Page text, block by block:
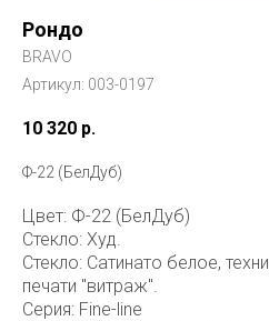
Рондо
BRAVO
Артикул: 003-0197
10 320 р.
Ф-22 (БелДуб)
Цвет: Ф-22 (БелДуб)
Стекло: Худ.
Стекло: Сатинато белое,
печати "витраж".
Серия: Fine-line